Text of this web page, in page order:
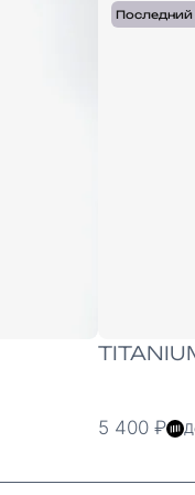
ONE-
5 400 ₽